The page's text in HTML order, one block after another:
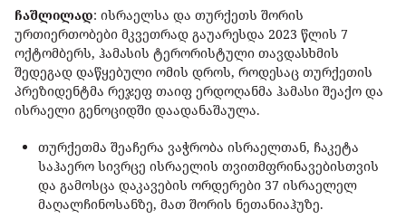
ჩაშლილად: ისრაელსა და თურქეთს შორის
ურთიერთობები მკვეთრად გაუარესდა 2023 წლის 7
ოქტომბერს, ჰამასის ტერორისტული თავდასხმის
შედეგად დაწყებული ომის დროს, როდესაც თურქეთის
პრეზიდენტმა რეჯეფ თაიფ ერდოღანმა ჰამასი შეაქო და
ისრაელი გენოციდში დაადანაშაულა.
თურქეთმა შეაჩერა ვაჭრობა ისრაელთან, ჩაკეტა
საჰაერო სივრცე ისრაელის თვითმფრინავებისთვის
და გამოსცა დაკავების ორდერები 37 ისრაელელ
მაღალჩინოსანზე, მათ შორის ნეთანიაჰუზე.